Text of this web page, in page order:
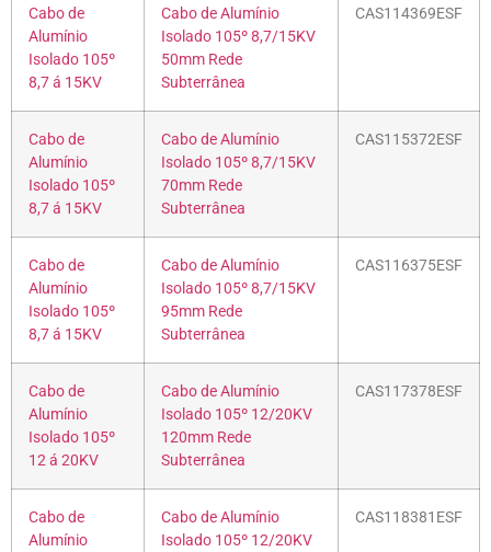
Cabo de
Alumínio
Isolado 105º
8,7 á 15KV
Cabo de Alumínio
Isolado 105º 8,7/15KV
50mm Rede
Subterrânea
CAS114369ESF
Cabo de
Alumínio
Isolado 105º
8,7 á 15KV
Cabo de Alumínio
Isolado 105º 8,7/15KV
70mm Rede
Subterrânea
CAS115372ESF
Cabo de
Alumínio
Isolado 105º
8,7 á 15KV
Cabo de Alumínio
Isolado 105º 8,7/15KV
95mm Rede
Subterrânea
CAS116375ESF
Cabo de
Alumínio
Isolado 105º
12 á 20KV
Cabo de Alumínio
Isolado 105º 12/20KV
120mm Rede
Subterrânea
CAS117378ESF
Cabo de
Alumínio
Cabo de Alumínio
Isolado 105º 12/20KV
CAS118381ESF